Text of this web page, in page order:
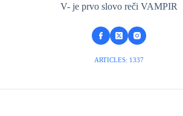
V- je prvo slovo reči VAMPIR
ARTICLES: 1337